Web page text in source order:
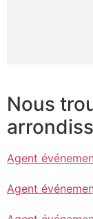
Nous
Agent
Agent